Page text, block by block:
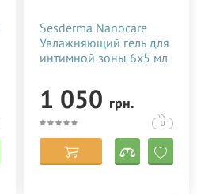
Sesderma Nanocare
Увлажняющий гель для
интимной зоны 6х5 мл
1 050 грн.
0